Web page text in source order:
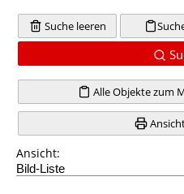
Suche leeren
Alle Objekte zum
Ansicht: